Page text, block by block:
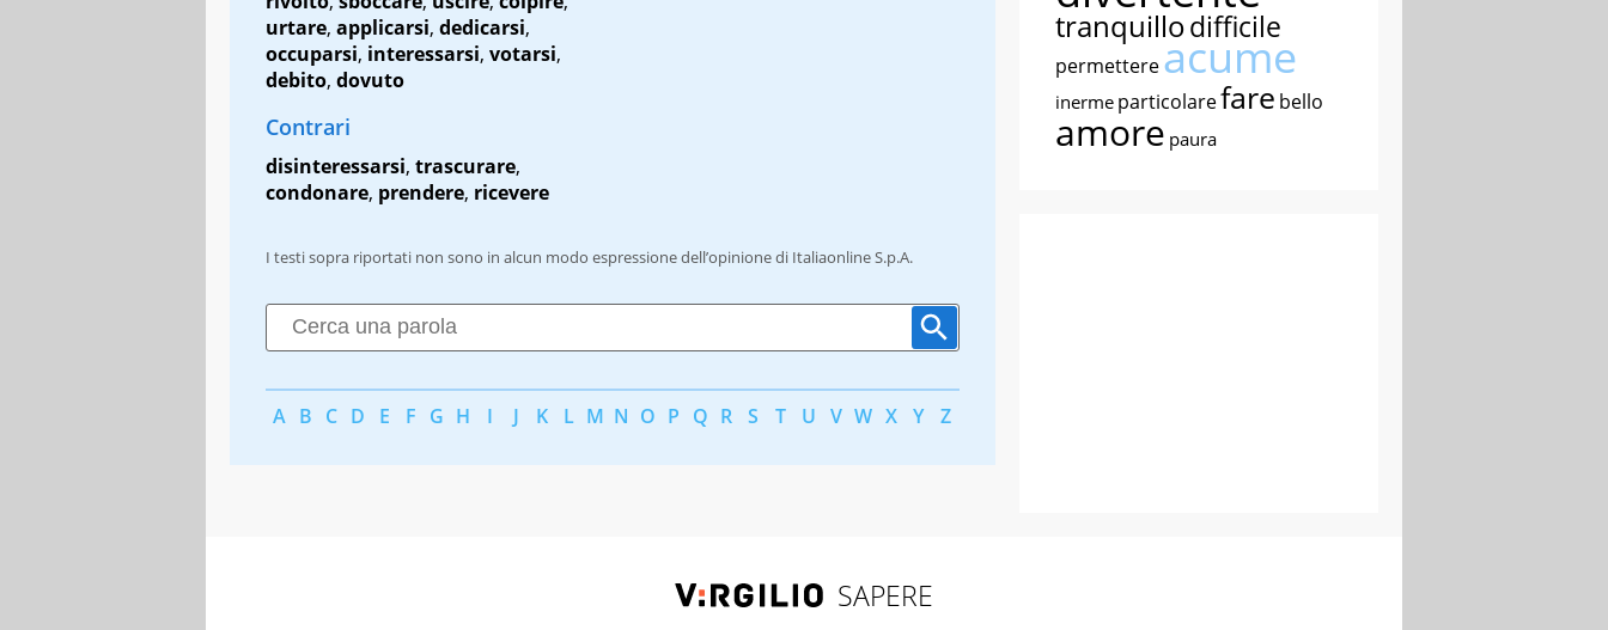
urtare, applicarsi, dedicarsi,
occuparsi, interessarsi, votarsi,
debito, dovuto
Contrari
disinteressarsi, trascurare,
condonare, prendere, ricevere
I testi sopra riportati non sono in alcun modo espressione dell’opinione di Italiaonline S.p.A.
A B C D E F G H I J K L M N O P Q R S T U V W X Y Z
tranquillodifficile
permettereacume
inerme particolarefare bello
amore paura
SAPERE